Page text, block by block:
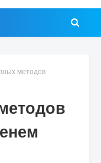
методов